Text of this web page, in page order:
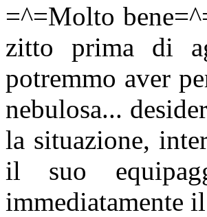
=^=Molto
zitto prima di
potremmo aver
nebulosa...
la situazione,
il suo
immediatamente